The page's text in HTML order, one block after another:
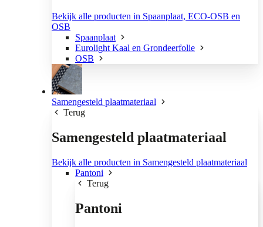
Bekijk alle producten in Spaanplaat, ECO-OSB en
OSB
Spaanplaat
Eurolight Kaal en Grondeerfolie
OSB
Samengesteld plaatmateriaal
Terug
Samengesteld plaatmateriaal
Bekijk alle producten in Samengesteld plaatmateriaal
Pantoni
Terug
Pantoni